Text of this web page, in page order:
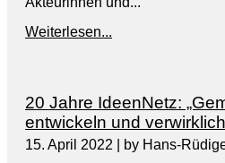
Weiterlesen...
20 Jahre IdeenNetz:
entwickeln und
15. April 2022
by Hans-